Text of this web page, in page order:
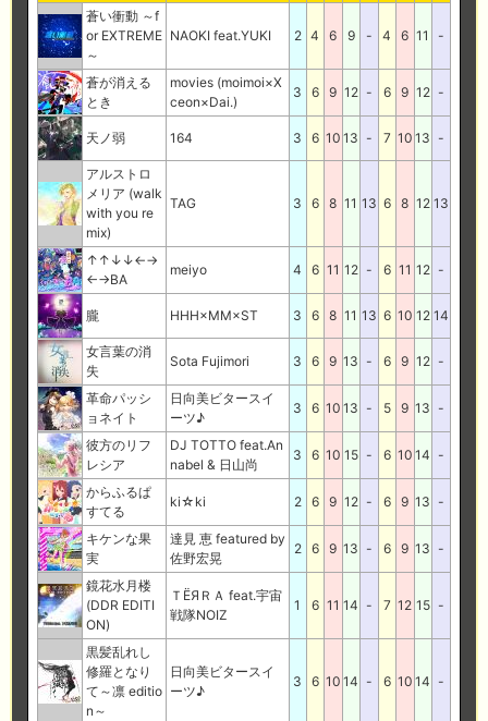
蒼い衝動 ～f
or EXTREME
～
NAOKI feat.YUKI 2 4 6 9 - 4 6 11 -
蒼が消える
とき
movies (moimoi×X
ceon×Dai.)
3 6 9 12 - 6 9 12 -
天ノ弱 164 3 6 10 13 - 7 10 13 -
アルストロ
メリア (walk
with you re
mix)
TAG 3 6 8 11 13 6 8 12 13
↑↑↓↓←→
←→BA
meiyo 4 6 11 12 - 6 11 12 -
朧 HHH×MM×ST 3 6 8 11 13 6 10 12 14
女言葉の消
失
Sota Fujimori 3 6 9 13 - 6 9 12 -
革命パッシ
ョネイト
日向美ビタースイ
ーツ♪
3 6 10 13 - 5 9 13 -
彼方のリフ
レシア
DJ TOTTO feat.An
nabel & 日山尚
3 6 10 15 - 6 10 14 -
からふるぱ
すてる
ki☆ki 2 6 9 12 - 6 9 13 -
キケンな果
実
達見 恵 featured by
佐野宏晃
2 6 9 13 - 6 9 13 -
鏡花水月楼
(DDR EDITI
ON)
ＴЁЯＲＡ feat.宇宙
戦隊NOIZ
1 6 11 14 - 7 12 15 -
黒髪乱れし
修羅となり
て～凛 editio
n～
日向美ビタースイ
ーツ♪
3 6 10 14 - 6 10 14 -